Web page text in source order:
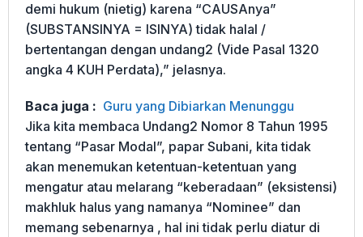
demi hukum (nietig) karena “CAUSAnya”
(SUBSTANSINYA = ISINYA) tidak halal /
bertentangan dengan undang2 (Vide Pasal 1320
angka 4 KUH Perdata),” jelasnya.
Baca juga : Guru yang Dibiarkan Menunggu
Jika kita membaca Undang2 Nomor 8 Tahun 1995
tentang “Pasar Modal”, papar Subani, kita tidak
akan menemukan ketentuan-ketentuan yang
mengatur atau melarang “keberadaan” (eksistensi)
makhluk halus yang namanya “Nominee” dan
memang sebenarnya , hal ini tidak perlu diatur di